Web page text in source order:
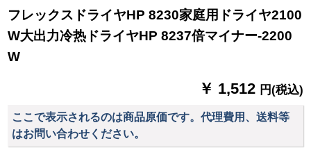
ということです。
フレックスドライヤHP 8230家庭用ドライヤ2100
W大出力冷热ドライヤHP 8237倍マイナー-2200
W
￥ 1,512 円(税込)
ここで表示されるのは商品原価です。代理費用、送料等
はお問い合わせください。